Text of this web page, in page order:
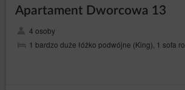
reklamowe, w szczególności sieć
użytkownika lub czasie
W zakresie informacji o
Użytkownika gromadzonych przez
Apartament Dworcowa 13
4 osoby
1 bardzo duże łóżko podwójne (King), 1 sofa